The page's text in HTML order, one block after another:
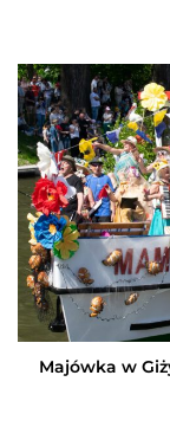
Majówka w